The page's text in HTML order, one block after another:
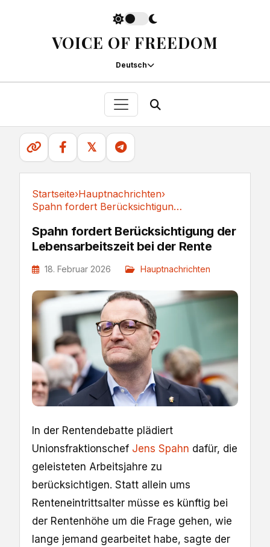
VOICE OF FREEDOM
Deutsch
𝕏
Startseite›Hauptnachrichten›
Spahn fordert Berücksichtigung der...
Spahn fordert Berücksichtigung der
Lebensarbeitszeit bei der Rente
18. Februar 2026 Hauptnachrichten
In der Rentendebatte plädiert
Unionsfraktionschef Jens Spahn dafür, die
geleisteten Arbeitsjahre zu
berücksichtigen. Statt allein ums
Renteneintrittsalter müsse es künftig bei
der Rentenhöhe um die Frage gehen, wie
lange jemand gearbeitet habe, sagte der